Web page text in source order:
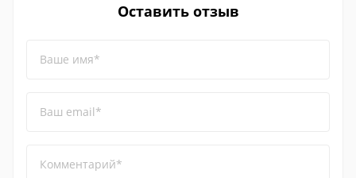
Оставить отзыв
Ваше имя*
Ваш email*
Комментарий*